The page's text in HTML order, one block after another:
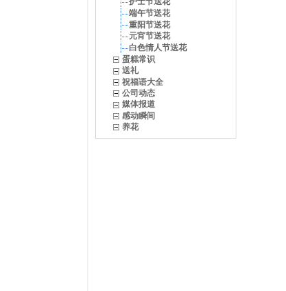
端午节送花
重阳节送花
元宵节送花
白色情人节送花
蛋糕常识
送礼
祝福语大全
公司动态
媒体报道
感动瞬间
养花